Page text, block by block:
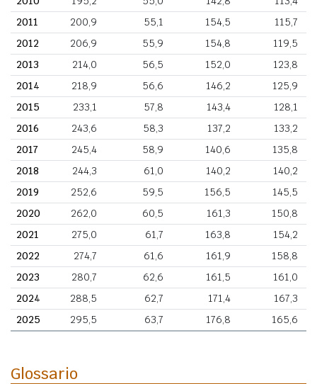
2011
200,9 55,1 154,5
115,7
2012
206,9 55,9 154,8
119,5
2013
214,0 56,5 152,0
123,8
2014
218,9 56,6 146,2
125,9
2015
233,1 57,8 143,4
128,1
2016
243,6 58,3 137,2
133,2
2017
245,4 58,9 140,6
135,8
2018
244,3 61,0 140,2
140,2
2019
252,6 59,5 156,5
145,5
2020
262,0 60,5 161,3
150,8
2021
275,0 61,7 163,8
154,2
2022
274,7 61,6 161,9
158,8
2023
280,7 62,6 161,5
161,0
2024
288,5 62,7 171,4
167,3
2025
295,5 63,7 176,8 165,6
Glossario